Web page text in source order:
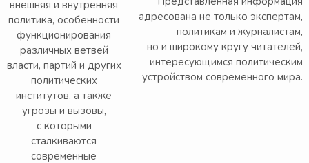
внешняя и внутренняя
политика, особенности
функционирования
различных ветвей
власти, партий и других
политических
институтов, а также
угрозы и вызовы,
с которыми
сталкиваются
современные
адресована не только экспертам,
политикам и журналистам,
но и широкому кругу читателей,
интересующимся политическим
устройством современного мира.